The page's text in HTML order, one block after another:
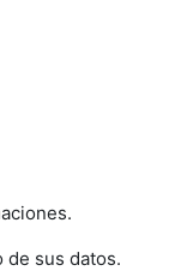
de sus datos.